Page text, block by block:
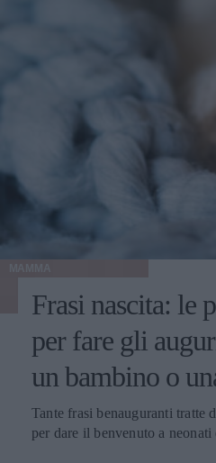
Frasi nascita: le
per fare gli
un bambino o
Tante frasi benauguranti tratte
per dare il benvenuto a neonati